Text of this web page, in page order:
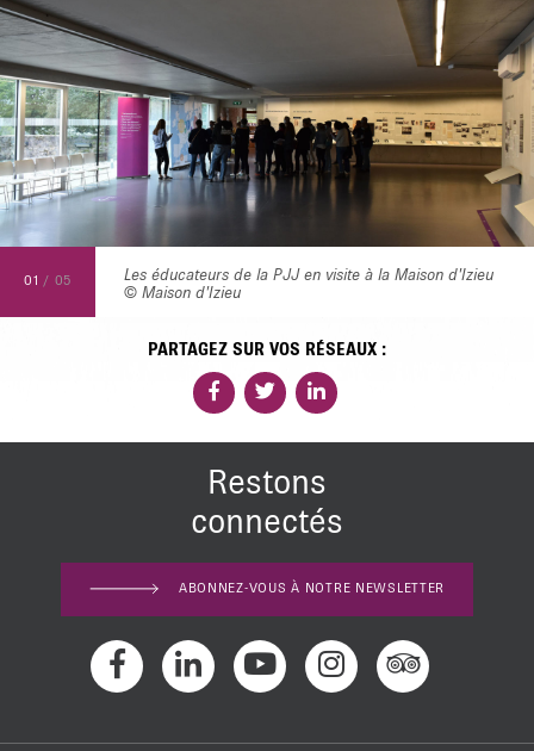
01 / 05
Les éducateurs de la PJJ en visite à la Maison d'Izieu
© Maison d'Izieu
PARTAGEZ SUR VOS RÉSEAUX :
Restons
connectés
ABONNEZ-VOUS À NOTRE NEWSLETTER